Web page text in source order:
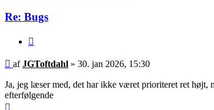
Re: Bugs
Indlæg
afJGToftdahl » 30. jan 2026, 15:30
Ja, jeg læser med, det har ikke været prioriteret ret højt,
efterfølgende